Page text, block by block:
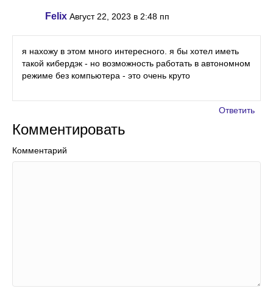
Felix Август 22, 2023 в 2:48 пп
я нахожу в этом много интересного. я бы хотел иметь
такой кибердэк - но возможность работать в автономном
режиме без компьютера - это очень круто
Ответить
Комментировать
Комментарий